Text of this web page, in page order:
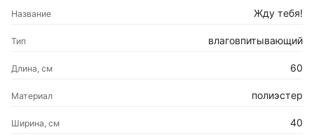
Название Жду тебя!
Тип влаговпитывающий
Длина, см 60
Материал полиэстер
Ширина, см 40